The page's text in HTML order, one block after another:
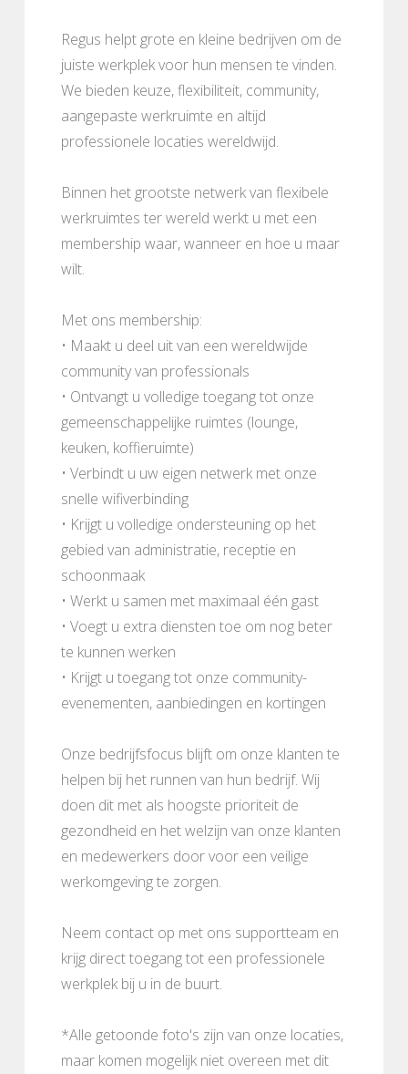
Regus helpt grote en kleine bedrijven om de
juiste werkplek voor hun mensen te vinden.
We bieden keuze, flexibiliteit, community,
aangepaste werkruimte en altijd
professionele locaties wereldwijd.
Binnen het grootste netwerk van flexibele
werkruimtes ter wereld werkt u met een
membership waar, wanneer en hoe u maar
wilt.
Met ons membership:
• Maakt u deel uit van een wereldwijde
community van professionals
• Ontvangt u volledige toegang tot onze
gemeenschappelijke ruimtes (lounge,
keuken, koffieruimte)
• Verbindt u uw eigen netwerk met onze
snelle wifiverbinding
• Krijgt u volledige ondersteuning op het
gebied van administratie, receptie en
schoonmaak
• Werkt u samen met maximaal één gast
• Voegt u extra diensten toe om nog beter
te kunnen werken
• Krijgt u toegang tot onze community-
evenementen, aanbiedingen en kortingen
Onze bedrijfsfocus blijft om onze klanten te
helpen bij het runnen van hun bedrijf. Wij
doen dit met als hoogste prioriteit de
gezondheid en het welzijn van onze klanten
en medewerkers door voor een veilige
werkomgeving te zorgen.
Neem contact op met ons supportteam en
krijg direct toegang tot een professionele
werkplek bij u in de buurt.
*Alle getoonde foto's zijn van onze locaties,
maar komen mogelijk niet overeen met dit